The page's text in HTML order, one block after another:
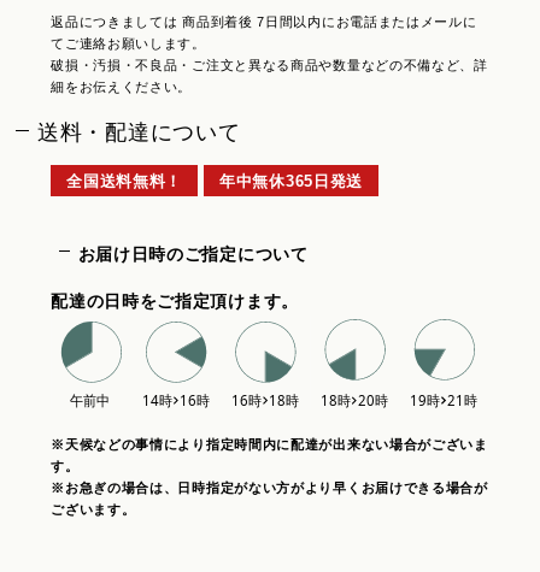
返品につきましては 商品到着後 7日間以内にお電話またはメールに
てご連絡お願いします。
破損・汚損・不良品・ご注文と異なる商品や数量などの不備など、詳
細をお伝えください。
送料・配達について
全国送料無料！ 年中無休365日発送
お届け日時のご指定について
配達の日時をご指定頂けます。
※天候などの事情により指定時間内に配達が出来ない場合がございま
す。
※お急ぎの場合は、日時指定がない方がより早くお届けできる場合が
ございます。